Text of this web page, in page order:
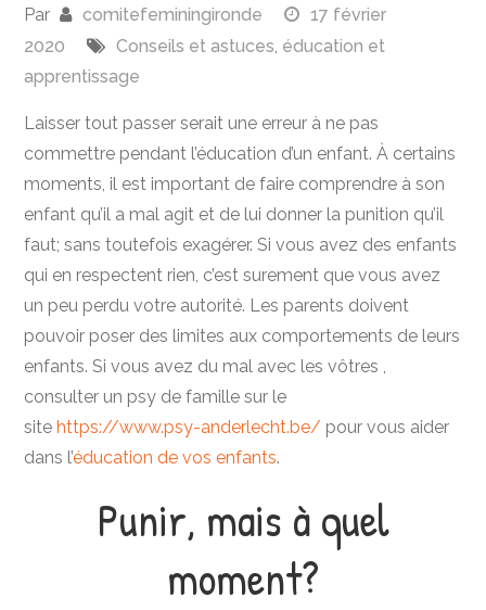
Par comitefeminingironde
17 février
2020
Conseils et astuces, éducation et
apprentissage
Laisser tout passer serait une erreur à ne pas
commettre pendant l’éducation d’un enfant. À certains
moments, il est important de faire comprendre à son
enfant qu’il a mal agit et de lui donner la punition qu’il
faut; sans toutefois exagérer. Si vous avez des enfants
qui en respectent rien, c’est surement que vous avez
un peu perdu votre autorité. Les parents doivent
pouvoir poser des limites aux comportements de leurs
enfants. Si vous avez du mal avec les vôtres ,
consulter un psy de famille sur le
sitehttps://www.psy-anderlecht.be/ pour vous aider
dans l’éducation de vos enfants.
Punir, mais à quel
moment?